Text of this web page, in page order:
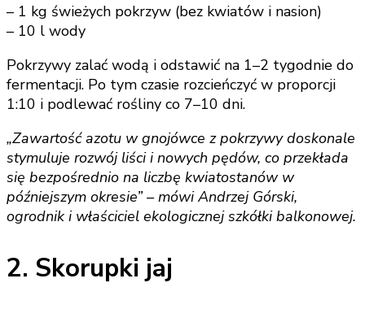
– 1 kg świeżych pokrzyw (bez kwiatów i nasion)
– 10 l wody
Pokrzywy zalać wodą i odstawić na 1–2 tygodnie do
fermentacji. Po tym czasie rozcieńczyć w proporcji
1:10 i podlewać rośliny co 7–10 dni.
„Zawartość azotu w gnojówce z pokrzywy doskonale
stymuluje rozwój liści i nowych pędów, co przekłada
się bezpośrednio na liczbę kwiatostanów w
późniejszym okresie” – mówi Andrzej Górski,
ogrodnik i właściciel ekologicznej szkółki balkonowej.
2. Skorupki jaj